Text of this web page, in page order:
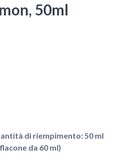
50ml
di riempimento: 50 ml
da 60 ml)